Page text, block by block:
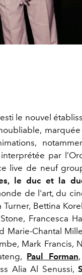
le nouvel
par
live de neuf
le duc et la
de l'art, du
Bettina
Francesca
Marie-Chantal
Mark Francis,
Paul Forman
Alia Al Senussi,